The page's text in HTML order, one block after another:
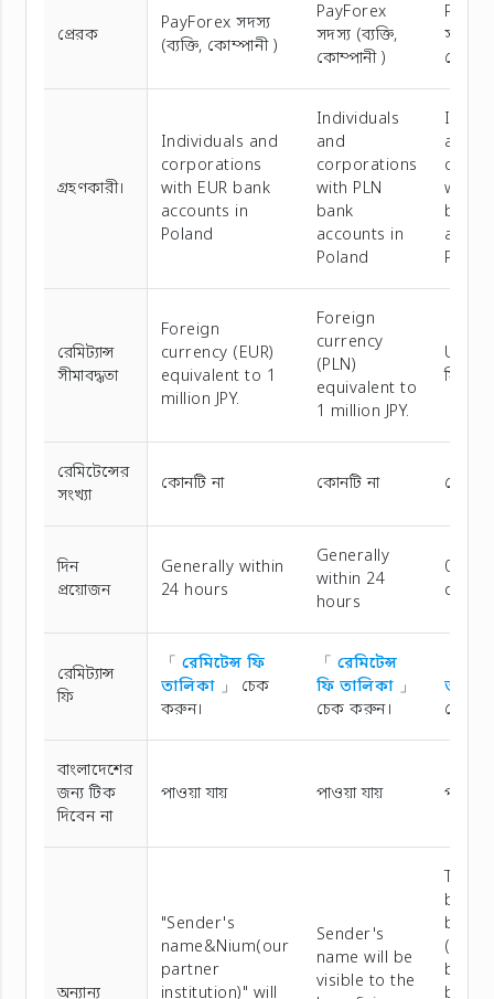
প্রেরক
PayForex সদস্য
(ব্যক্তি, কোম্পানী )
PayForex
সদস্য (ব্যক্তি,
কোম্পানী )
সদস্য
গ্রহণকারী।
Individuals and
corporations
with EUR bank
accounts in
Poland
Individuals
and
corporations
with PLN
bank
accounts in
Poland
and
with
bank
রেমিট্যান্স
সীমাবদ্ধতা
Foreign
currency (EUR)
equivalent to 1
million JPY.
Foreign
currency
(PLN)
equivalent to
1 million JPY.
USD
রেমিটেন্সের
সংখ্যা
কোনটি না কোনটি না কোনটি
দিন
প্রয়োজন
Generally within
24 hours
Generally
within 24
hours
0-2
days
রেমিট্যান্স
ফি
「 রেমিটেন্স ফি
তালিকা 」 চেক
করুন।
「 রেমিটেন্স
ফি তালিকা 」
চেক করুন।
চেক
বাংলাদেশের
জন্য টিক
দিবেন না
পাওয়া যায় পাওয়া যায় পাওয়া
অন্যান্য
"Sender's
name&Nium(our
partner
institution)" will
Sender's
name will be
visible to the
be
bank
bank,